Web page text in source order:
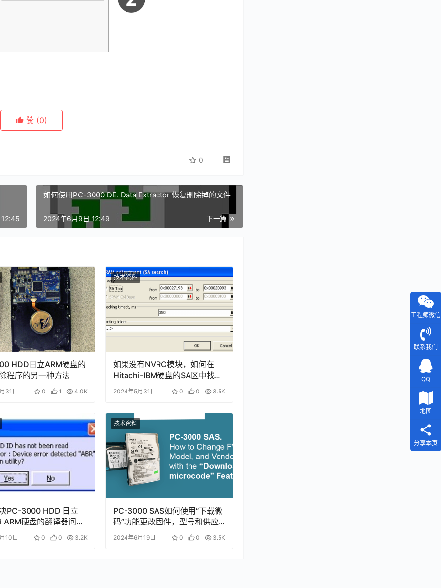
赞 (0)
0
如何使用PC-3000 DE. Data Extractor 恢复删除掉的文件
下一篇
2024年6月9日 12:49
HDD日立ARM硬盘的
程序的另一种方法
31日 0 1 4.0K
技术资料
如果没有NVRC模块，如何在
Hitachi-IBM硬盘的SA区中找到
原始的NV-RAM文件
2024年5月31日 0 0 3.5K
PC-3000 HDD 日立
硬盘的翻译器问题
10日 0 0 3.2K
技术资料
PC-3000 SAS如何使用“下载微
码”功能更改固件，型号和供应
2024年6月19日 0 0 3.5K
工程师微信
联系我们
QQ
地图
分享本页